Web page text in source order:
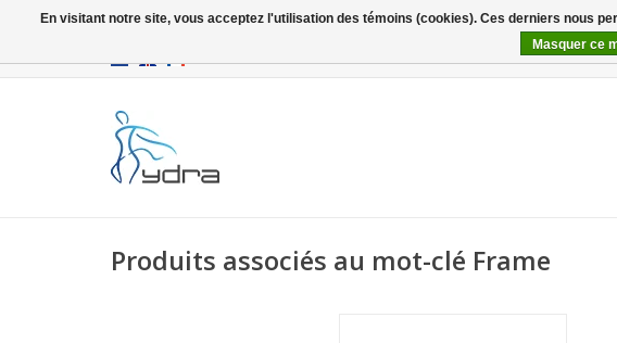
Produits associés au mot-clé Frame
En visitant notre site, vous acceptez l'utilisation des témoins (cookies). Ces derniers nous
Masquer ce